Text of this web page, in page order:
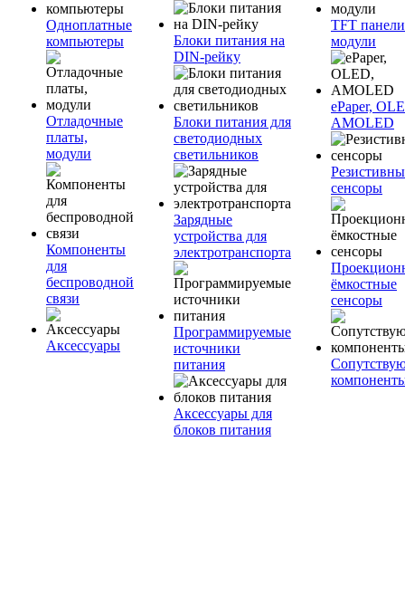
Одноплатные
компьютеры
Отладочные
платы,
модули
Компоненты
для
беспроводной
связи
Аксессуары
Блоки питания на
DIN-рейку
Блоки питания для
светодиодных
светильников
Зарядные
устройства для
электротранспорта
Программируемые
источники
питания
Аксессуары для
блоков питания
TFT
модули
ePaper,
AMOLED
сенсоры
ёмкостные
сенсоры